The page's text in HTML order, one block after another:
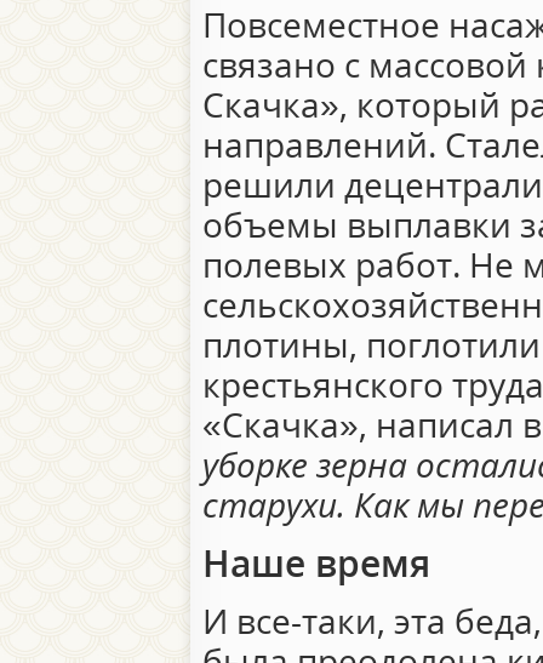
Повсеместное
связано с
Скачка», который
направлений.
решили
объемы выплавки
полевых работ. Не
плотины,
крестьянского
«Скачка», написал
уборке зерна
старухи. Как мы
Наше время
И все-таки, эта